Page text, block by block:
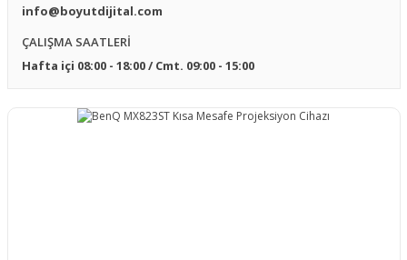
info@boyutdijital.com
ÇALIŞMA SAATLERİ
Hafta içi 08:00 - 18:00 / Cmt. 09:00 - 15:00